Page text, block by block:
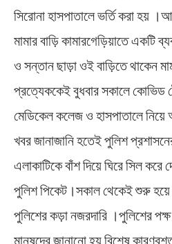
সিরোনা হাসপাতালে ভর্তি করা হয়
মামার বাড়ি কামারগেড়িয়াতে একটি
ও সন্তান ছাড়া ওই বাড়িতে থাকেন
প্রত্যেককেই বুধবার সকালে কোভিড
মেডিকেল কলেজ ও হাসপাতালে
খবর জানাজানি হতেই পুলিশ
এলাকাটিকে বাঁশ দিয়ে ঘিরে সিল
পুলিশ পিকেট।সকাল থেকেই শুরু হয়ে
পুলিশের কড়া নজরদারি ।পুলিশের
মানুষদের জানানো হয় বিশেষ